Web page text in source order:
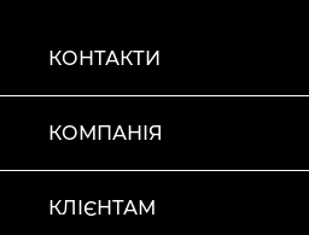
КОНТАКТИ
КОМПАНІЯ
КЛІЄНТАМ